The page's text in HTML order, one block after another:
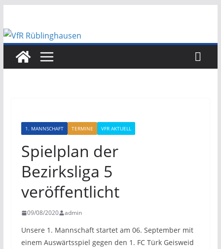
springen
1. MANNSCHAFT TERMINE VFR AKTUELL
Spielplan der
Bezirksliga 5
veröffentlicht
09/08/2020 admin
Unsere 1. Mannschaft startet am 06. September mit
einem Auswärtsspiel gegen den 1. FC Türk Geisweid